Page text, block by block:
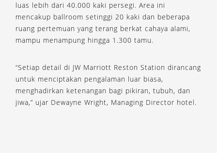
luas lebih dari 40.000 kaki persegi. Area ini
mencakup ballroom setinggi 20 kaki dan beberapa
ruang pertemuan yang terang berkat cahaya alami,
mampu menampung hingga 1.300 tamu.
“Setiap detail di JW Marriott Reston Station dirancang
untuk menciptakan pengalaman luar biasa,
menghadirkan ketenangan bagi pikiran, tubuh, dan
jiwa,” ujar Dewayne Wright, Managing Director hotel.